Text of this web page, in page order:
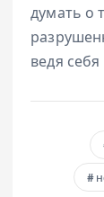
думать о
ведя